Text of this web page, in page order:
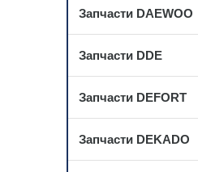
Запчасти DAEWOO
Запчасти DDE
Запчасти DEFORT
Запчасти DEKADO